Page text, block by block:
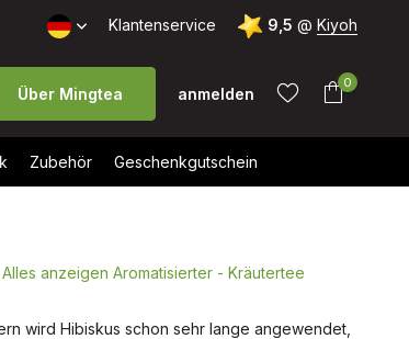
Versand ab 40 €
Klantenservice 9,5 @ Kiyoh
Über Mingtea anmelden
anlegen
anlegen
0
Zubehör Geschenkgutschein
Alles anzeigen Aromatisierter - Kräutertee
wird Hibiskus schon sehr lange angewendet,